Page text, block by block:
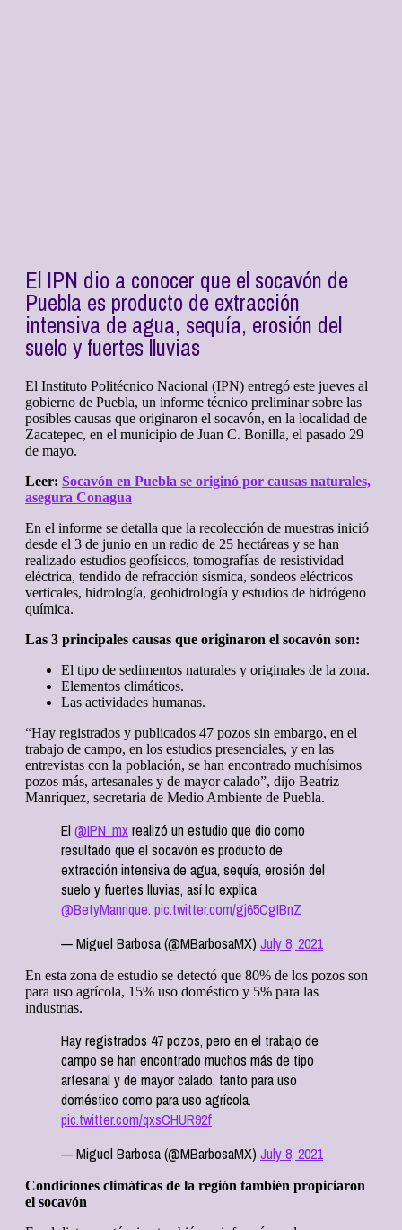
El IPN dio a conocer que el socavón de
Puebla es producto de extracción
intensiva de agua, sequía, erosión del
suelo y fuertes lluvias
El Instituto Politécnico Nacional (IPN) entregó este jueves al
gobierno de Puebla, un informe técnico preliminar sobre las
posibles causas que originaron el socavón, en la localidad de
Zacatepec, en el municipio de Juan C. Bonilla, el pasado 29
de mayo.
Leer: Socavón en Puebla se originó por causas naturales,
asegura Conagua
En el informe se detalla que la recolección de muestras inició
desde el 3 de junio en un radio de 25 hectáreas y se han
realizado estudios geofísicos, tomografías de resistividad
eléctrica, tendido de refracción sísmica, sondeos eléctricos
verticales, hidrología, geohidrología y estudios de hidrógeno
química.
Las 3 principales causas que originaron el socavón son:
El tipo de sedimentos naturales y originales de la zona.
Elementos climáticos.
Las actividades humanas.
“Hay registrados y publicados 47 pozos sin embargo, en el
trabajo de campo, en los estudios presenciales, y en las
entrevistas con la población, se han encontrado muchísimos
pozos más, artesanales y de mayor calado”, dijo Beatriz
Manríquez, secretaria de Medio Ambiente de Puebla.
El @IPN_mxrealizó un estudio que dio como
resultado que el socavón es producto de
extracción intensiva de agua, sequía, erosión del
suelo y fuertes lluvias, así lo explica
@BetyManrique. pic.twitter.com/gj65CgIBnZ
— Miguel Barbosa (@MBarbosaMX) July 8, 2021
En esta zona de estudio se detectó que 80% de los pozos son
para uso agrícola, 15% uso doméstico y 5% para las
industrias.
Hay registrados 47 pozos, pero en el trabajo de
campo se han encontrado muchos más de tipo
artesanal y de mayor calado, tanto para uso
doméstico como para uso agrícola.
pic.twitter.com/qxsCHUR92f
— Miguel Barbosa (@MBarbosaMX) July 8, 2021
Condiciones climáticas de la región también propiciaron
el socavón